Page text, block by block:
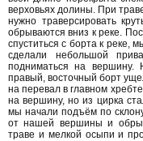
верховьях долины. При
нужно траверсировать
обрываются вниз к реке.
спуститься с борта к реке,
сделали небольшой
подниматься на вершину.
правый, восточный борт
на перевал в главном
на вершину, но из цирка
мы начали подъём по
от нашей вершины и
траве и мелкой осыпи и